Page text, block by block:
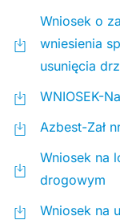
Wniosek o
wniesienia
usunięcia
WNIOSEK-
Azbest-Zał
Wniosek na
drogowym
Wniosek na